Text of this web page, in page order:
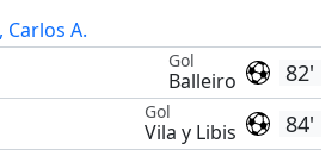
Carlos A.
82'
Gol
Balleiro
84'
Gol
Vila y Libis